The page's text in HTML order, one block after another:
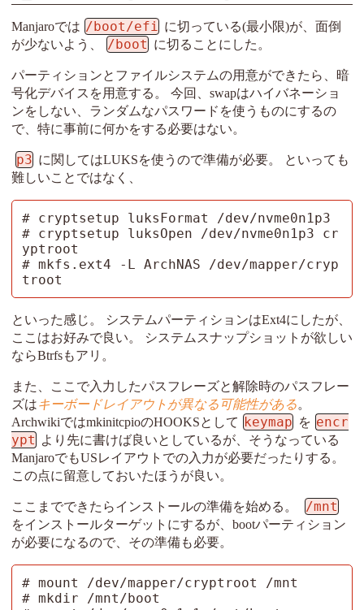
Manjaroでは /boot/efi に切っている(最小限)が、面倒
が少ないよう、
/boot に切ることにした。
パーティションとファイルシステムの用意ができたら、暗
号化デバイスを用意する。 今回、swapはハイバネーショ
ンをしない、ランダムなパスワードを使うものにするの
で、特に事前に何かをする必要はない。
p3 に関してはLUKSを使うので準備が必要。 といっても
難しいことではなく、
# cryptsetup luksFormat /dev/nvme0n1p3
# cryptsetup luksOpen /dev/nvme0n1p3 cr
yptroot
# mkfs.ext4 -L ArchNAS /dev/mapper/cryp
troot
といった感じ。 システムパーティションはExt4にしたが、
ここはお好みで良い。 システムスナップショットが欲しい
ならBtrfsもアリ。
また、ここで入力したパスフレーズと解除時のパスフレー
ズはキーボードレイアウトが異なる可能性がある。
ArchwikiではmkinitcpioのHOOKSとして keymap を encr
ypt より先に書けば良いとしているが、そうなっている
ManjaroでもUSレイアウトでの入力が必要だったりする。
この点に留意しておいたほうが良い。
ここまでできたらインストールの準備を始める。 /mnt
をインストールターゲットにするが、bootパーティション
が必要になるので、その準備も必要。
# mount /dev/mapper/cryptroot /mnt
# mkdir /mnt/boot